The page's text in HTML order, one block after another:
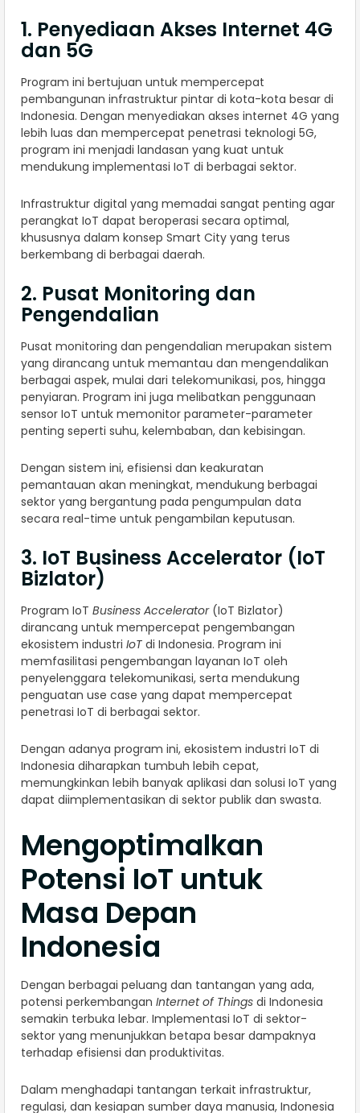
1. Penyediaan Akses Internet 4G
dan 5G
Program ini bertujuan untuk mempercepat
pembangunan infrastruktur pintar di kota-kota besar di
Indonesia. Dengan menyediakan akses internet 4G yang
lebih luas dan mempercepat penetrasi teknologi 5G,
program ini menjadi landasan yang kuat untuk
mendukung implementasi IoT di berbagai sektor.
Infrastruktur digital yang memadai sangat penting agar
perangkat IoT dapat beroperasi secara optimal,
khususnya dalam konsep Smart City yang terus
berkembang di berbagai daerah.
2. Pusat Monitoring dan
Pengendalian
Pusat monitoring dan pengendalian merupakan sistem
yang dirancang untuk memantau dan mengendalikan
berbagai aspek, mulai dari telekomunikasi, pos, hingga
penyiaran. Program ini juga melibatkan penggunaan
sensor IoT untuk memonitor parameter-parameter
penting seperti suhu, kelembaban, dan kebisingan.
Dengan sistem ini, efisiensi dan keakuratan
pemantauan akan meningkat, mendukung berbagai
sektor yang bergantung pada pengumpulan data
secara real-time untuk pengambilan keputusan.
3. IoT Business Accelerator (IoT
Bizlator)
Program IoT Business Accelerator (IoT Bizlator)
dirancang untuk mempercepat pengembangan
ekosistem industri IoT di Indonesia. Program ini
memfasilitasi pengembangan layanan IoT oleh
penyelenggara telekomunikasi, serta mendukung
penguatan use case yang dapat mempercepat
penetrasi IoT di berbagai sektor.
Dengan adanya program ini, ekosistem industri IoT di
Indonesia diharapkan tumbuh lebih cepat,
memungkinkan lebih banyak aplikasi dan solusi IoT yang
dapat diimplementasikan di sektor publik dan swasta.
Mengoptimalkan
Potensi IoT untuk
Masa Depan
Indonesia
Dengan berbagai peluang dan tantangan yang ada,
potensi perkembangan Internet of Things di Indonesia
semakin terbuka lebar. Implementasi IoT di sektor-
sektor yang menunjukkan betapa besar dampaknya
terhadap efisiensi dan produktivitas.
Dalam menghadapi tantangan terkait infrastruktur,
regulasi, dan kesiapan sumber daya manusia, Indonesia